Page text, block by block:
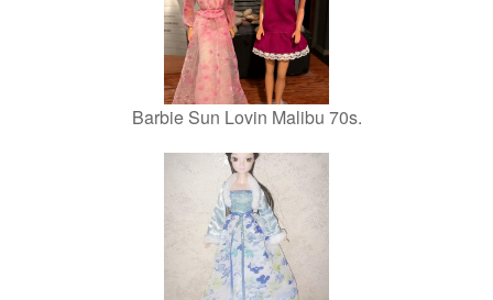
Barbie Sun Lovin Malibu 70s.